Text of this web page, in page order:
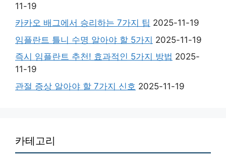
11-19
카카오 배그에서 승리하는 7가지 팁 2025-11-19
임플란트 틀니 수명 알아야 할 5가지 2025-11-19
즉시 임플란트 추천! 효과적인 5가지 방법 2025-
11-19
관절 증상 알아야 할 7가지 신호 2025-11-19
카테고리